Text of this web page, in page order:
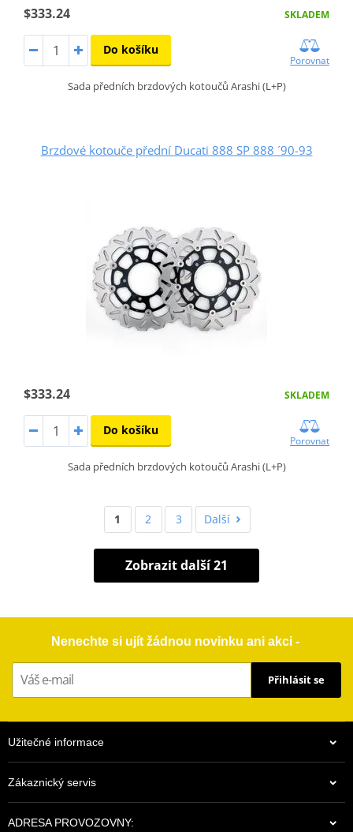
$333.24 SKLADEM
Do košíku
Porovnat
Sada předních brzdových kotoučů Arashi (L+P)
Brzdové kotouče přední Ducati 888 SP 888 ´90-93
$333.24 SKLADEM
Do košíku
Porovnat
Sada předních brzdových kotoučů Arashi (L+P)
1 2 3 Další
Zobrazit další 21
Nenechte si ujít žádnou novinku ani akci -
Přihlásit se
Užitečné informace
Zákaznický servis
ADRESA PROVOZOVNY: